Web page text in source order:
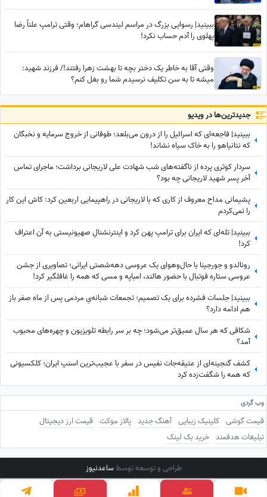
ببینید| رسوایی بزرگ در مراسم لیندسی گراهام؛ وقتی ترامپ علناً رضا
پهلوی را آدم حساب نکرد!
وقتی آقا به خاطر یک دختر بچه تا بهشت زهرا رفتند!/ فرزند شهید:
میشه تا به سن تکلیف نرسیدم شما رو بغل کنم؟
جدید‌ترین‌ها در ویدیو
ببینید| فاجعه‌ای که اسرائیل را از درون می‌بلعد؛ طوفانی از خروج سرمایه و نخبگان
که نتانیاهو را به خاک سیاه نشاند!
سردار کوثری پرده از ناگفته‌های شب شهادت علی لاریجانی برداشت؛ ماجرای تماس
آخر پسر شهید لاریجانی چه بود؟
پشیمانی مداح معروف از کاری که با لاریجانی در راهپیمایی اربعین کرد: کاش این کار
را نمی‌کردم
ببینید| تله‌ای که ایران برای ترامپ پهن کرد و اینترنشنالِ صهیونیستی به آن اعتراف
کرد!
رونالدو و جورجینا با حال‌وهوای یک عروسی دهه‌شصتی ایرانی؛ تصاویری از جشن
عروسی ستاره فوتبال با حضور هالند، امباپه و مسی که همه را غافلگیر کرد!
ببینید| جلسات فشرده برای یک تصمیم؛ تجمعات شبانه‌یِ مردمی پس از ماه صفر باز
هم ادامه دارد؟
شکافی که هر سال عمیق‌تر می‌شود؛ چه بر سر رابطه تلویزیون و چهره‌های محبوب
آمد؟
کشف گنجینه‌ای از عتیقه‌جات نفیس در سفر با عجیب‌ترین اسنپ ایران؛ کلکسیونی
که همه را شگفت‌زده کرد
وب گردی
قیمت گوشی کلینیک زیبایی آهنگ جدید پالاز موکت قیمت ارز دیجیتال
تبلیغات هدفمند خرید بک لینک
طراحی و توسعه توسطساعدنیوز